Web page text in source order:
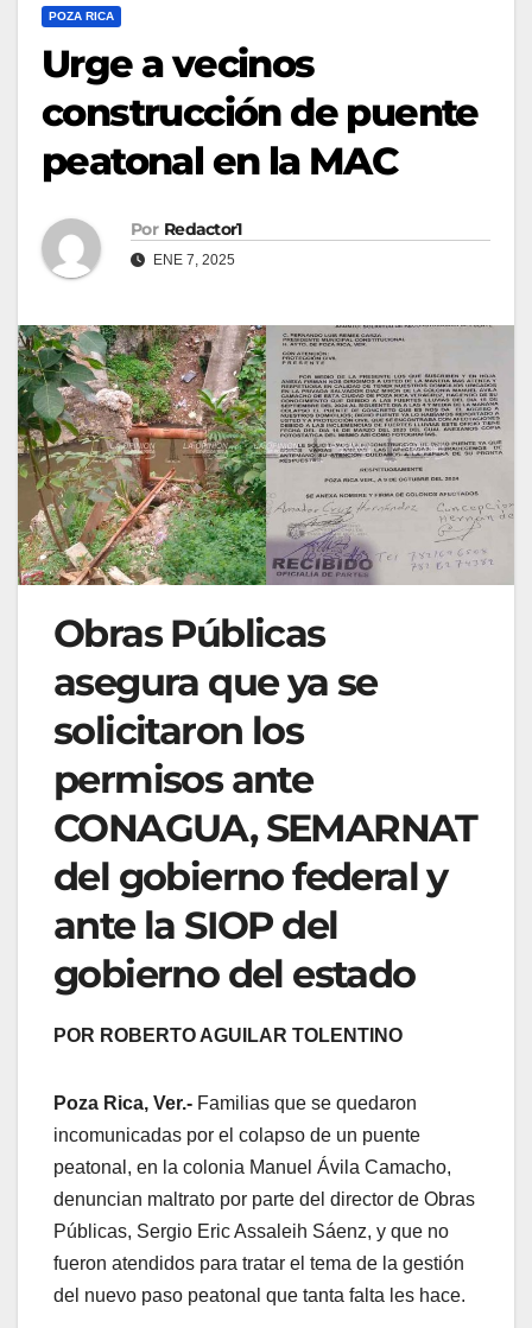
POZA RICA
Urge a vecinos
construcción de puente
peatonal en la MAC
Por Redactor1
ENE 7, 2025
Obras Públicas
asegura que ya se
solicitaron los
permisos ante
CONAGUA, SEMARNAT
del gobierno federal y
ante la SIOP del
gobierno del estado
POR ROBERTO AGUILAR TOLENTINO
Poza Rica, Ver.- Familias que se quedaron
incomunicadas por el colapso de un puente
peatonal, en la colonia Manuel Ávila Camacho,
denuncian maltrato por parte del director de Obras
Públicas, Sergio Eric Assaleih Sáenz, y que no
fueron atendidos para tratar el tema de la gestión
del nuevo paso peatonal que tanta falta les hace.